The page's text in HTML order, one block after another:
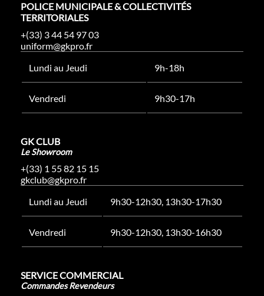
POLICE MUNICIPALE & COLLECTIVITÉS
TERRITORIALES
+(33) 3 44 54 97 03
uniform@gkpro.fr
Lundi au Jeudi
9h-18h
Vendredi 9h30-17h
GK CLUB
Le Showroom
+(33) 1 55 82 15 15
gkclub@gkpro.fr
Lundi au Jeudi
9h30-12h30, 13h30-17h30
Vendredi 9h30-12h30, 13h30-16h30
SERVICE COMMERCIAL
Commandes Revendeurs